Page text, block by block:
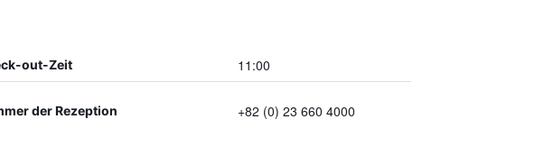
out-Zeit 11:00
der Rezeption +82 (0) 23 660 4000